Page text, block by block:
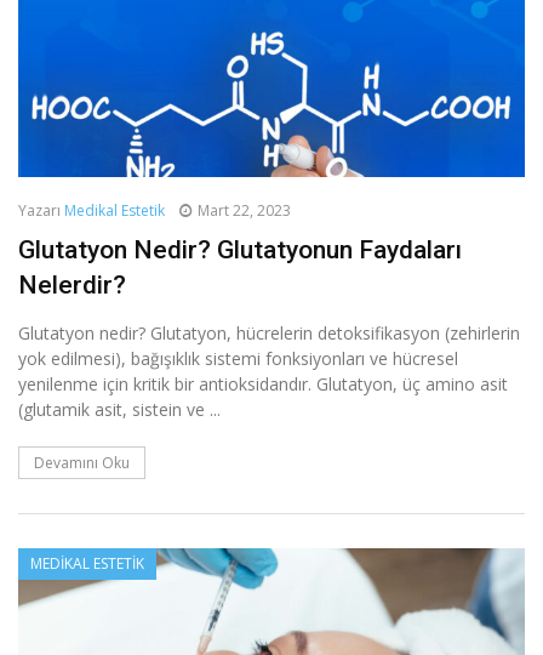
Yazarı Medikal Estetik Mart 22, 2023
Glutatyon Nedir? Glutatyonun Faydaları
Nelerdir?
Glutatyon nedir? Glutatyon, hücrelerin detoksifikasyon (zehirlerin
yok edilmesi), bağışıklık sistemi fonksiyonları ve hücresel
yenilenme için kritik bir antioksidandır. Glutatyon, üç amino asit
(glutamik asit, sistein ve ...
Devamını Oku
MEDIKAL ESTETIK